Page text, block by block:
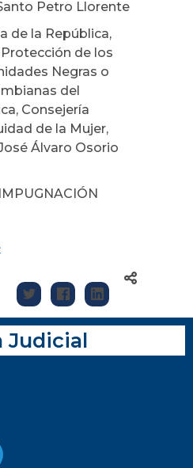
Petro Llorente
de la República,
de los
Negras o
del
Consejería
de la Mujer,
Álvaro Osorio
Judicial